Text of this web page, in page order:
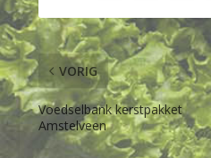
VORIG
Voedselbank kerstpakket
Amstelveen